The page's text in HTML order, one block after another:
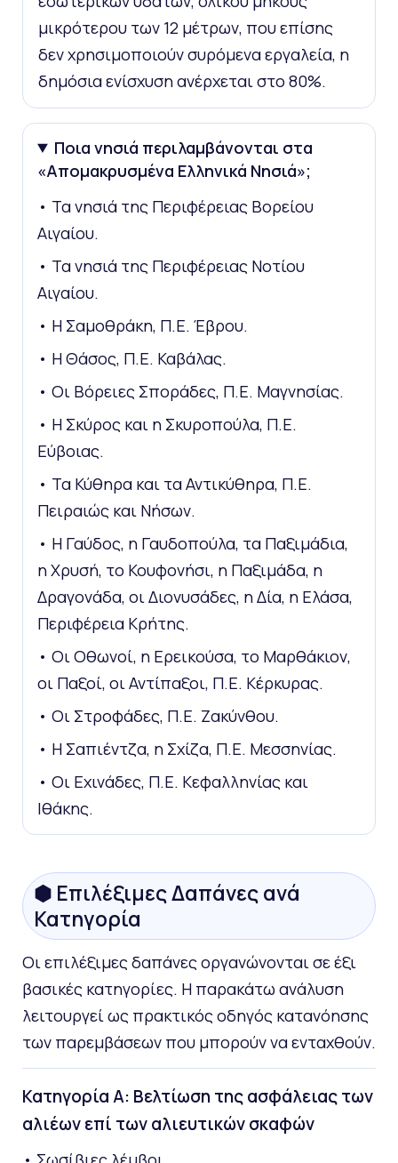
μικρότερου των 12 μέτρων, που επίσης
δεν χρησιμοποιούν συρόμενα εργαλεία, η
δημόσια ενίσχυση ανέρχεται στο 80%.
Ποια νησιά περιλαμβάνονται στα
«Απομακρυσμένα Ελληνικά Νησιά»;
• Τα νησιά της Περιφέρειας Βορείου
Αιγαίου.
• Τα νησιά της Περιφέρειας Νοτίου
Αιγαίου.
• Η Σαμοθράκη, Π.Ε. Έβρου.
• Η Θάσος, Π.Ε. Καβάλας.
• Οι Βόρειες Σποράδες, Π.Ε. Μαγνησίας.
• Η Σκύρος και η Σκυροπούλα, Π.Ε.
Εύβοιας.
• Τα Κύθηρα και τα Αντικύθηρα, Π.Ε.
Πειραιώς και Νήσων.
• Η Γαύδος, η Γαυδοπούλα, τα Παξιμάδια,
η Χρυσή, το Κουφονήσι, η Παξιμάδα, η
Δραγονάδα, οι Διονυσάδες, η Δία, η Ελάσα,
Περιφέρεια Κρήτης.
• Οι Οθωνοί, η Ερεικούσα, το Μαρθάκιον,
οι Παξοί, οι Αντίπαξοι, Π.Ε. Κέρκυρας.
• Οι Στροφάδες, Π.Ε. Ζακύνθου.
• Η Σαπιέντζα, η Σχίζα, Π.Ε. Μεσσηνίας.
• Οι Εχινάδες, Π.Ε. Κεφαλληνίας και
Ιθάκης.
⬢ Επιλέξιμες Δαπάνες ανά
Κατηγορία
Οι επιλέξιμες δαπάνες οργανώνονται σε έξι
βασικές κατηγορίες. Η παρακάτω ανάλυση
λειτουργεί ως πρακτικός οδηγός κατανόησης
των παρεμβάσεων που μπορούν να ενταχθούν.
Κατηγορία Α: Βελτίωση της ασφάλειας των
αλιέων επί των αλιευτικών σκαφών